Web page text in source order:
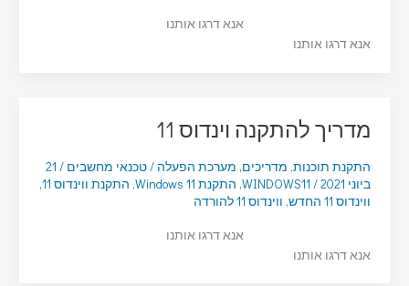
אנא דרגו אותנו
אנא דרגו אותנו
מדריך להתקנה וינדוס 11
התקנת תוכנות, מדריכים, מערכת הפעלה /טכנאי מחשבים /
21
ביוני 2021
/
WINDOWS11
, התקנת Windows 11 , התקנת ווינדוס 11
,
ווינדוס 11 החדש
, ווינדוס 11 להורדה
אנא דרגו אותנו
אנא דרגו אותנו